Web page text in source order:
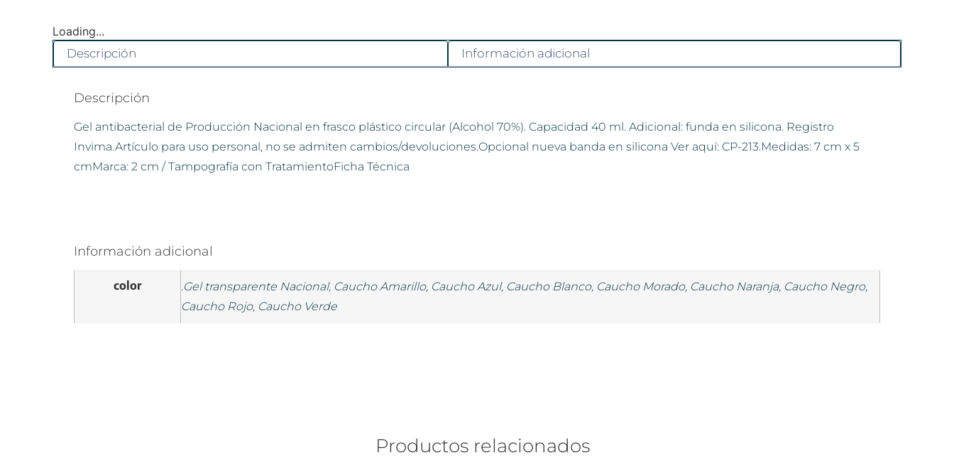
Loading...
Descripción
Información adicional
Descripción
Gel antibacterial de Producción Nacional en frasco plástico circular (Alcohol 70%). Capacidad 40 ml. Adicional: funda en silicona. Registro
Invima.Artículo para uso personal, no se admiten cambios/devoluciones.Opcional nueva banda en silicona Ver aquí: CP-213.Medidas: 7 cm x 5
cmMarca: 2 cm / Tampografía con TratamientoFicha Técnica
Información adicional
color
.Gel transparente Nacional, Caucho Amarillo, Caucho Azul, Caucho Blanco, Caucho Morado, Caucho Naranja, Caucho Negro,
Caucho Rojo, Caucho Verde
Productos relacionados